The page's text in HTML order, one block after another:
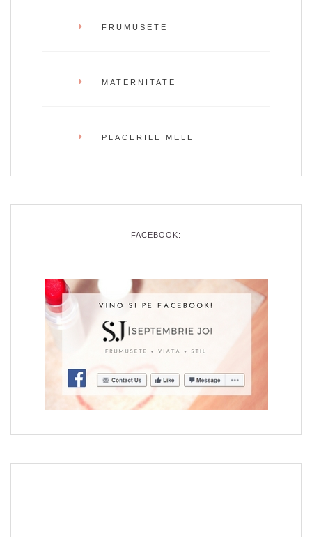
FRUMUSETE
MATERNITATE
PLACERILE MELE
FACEBOOK: